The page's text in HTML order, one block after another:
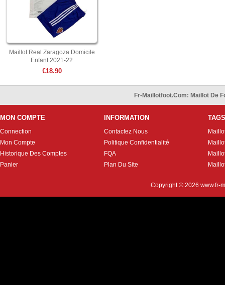
Maillot Real Zaragoza Domicile
Enfant 2021-22
€18.90
Fr-Maillotfoot.com: Maillot De
MON COMPTE
Connection
Mon Compte
Historique Des Comptes
Panier
INFORMATION
Contactez Nous
Politique Confidentialité
FQA
Plan Du Site
TAGS
Copyright © 2026 www.fr-